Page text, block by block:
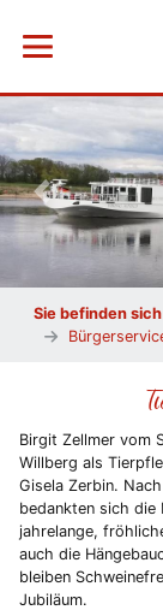
Menü öffnen
Vorheriges Bild
Sie befinden
Birgit Zellmer vom
Willberg als
Gisela Zerbin.
bedankten sich
jahrelange,
auch die
bleiben
Jubiläum.